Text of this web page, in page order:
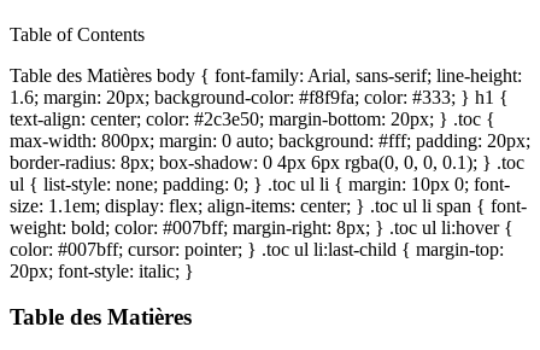
Table of Contents
Table des Matières body { font-family: Arial, sans-serif; line-height:
1.6; margin: 20px; background-color: #f8f9fa; color: #333; } h1 {
text-align: center; color: #2c3e50; margin-bottom: 20px; } .toc {
max-width: 800px; margin: 0 auto; background: #fff; padding: 20px;
border-radius: 8px; box-shadow: 0 4px 6px rgba(0, 0, 0, 0.1); } .toc
ul { list-style: none; padding: 0; } .toc ul li { margin: 10px 0; font-
size: 1.1em; display: flex; align-items: center; } .toc ul li span { font-
weight: bold; color: #007bff; margin-right: 8px; } .toc ul li:hover {
color: #007bff; cursor: pointer; } .toc ul li:last-child { margin-top:
20px; font-style: italic; }
Table des Matières